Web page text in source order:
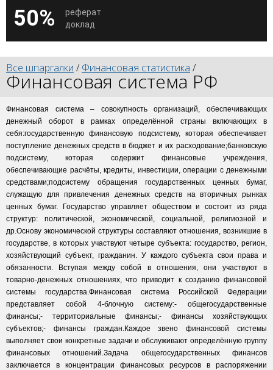
50%
реферат
доклад
Все шпаргалки / Финансовая статистика /
Финансовая система РФ
Финансовая система – совокупность организаций, обеспечивающих
денежный оборот в рамках определённой страны включающих в
себя:государственную финансовую подсистему, которая обеспечивает
поступление денежных средств в бюджет и их расходование;банковскую
подсистему, которая содержит финансовые учреждения,
обеспечивающие расчёты, кредиты, инвестиции, операции с денежными
средствами;подсистему обращения государственных ценных бумаг,
служащую для привлечения денежных средств на вторичных рынках
ценных бумаг. Государство управляет обществом и состоит из ряда
структур: политической, экономической, социальной, религиозной и
др.Основу экономической структуры составляют отношения, возникшие в
государстве, в которых участвуют четыре субъекта: государство, регион,
хозяйствующий субъект, гражданин. У каждого субъекта свои права и
обязанности. Вступая между собой в отношения, они участвуют в
товарно-денежных отношениях, что приводит к созданию финансовой
системы государства.Финансовая система Российской Федерации
представляет собой 4-блочную систему:- общегосударственные
финансы;- территориальные финансы;- финансы хозяйствующих
субъектов;- финансы граждан.Каждое звено финансовой системы
выполняет свои конкретные задачи и обслуживают определённую группу
финансовых отношений.Задача общегосударственных финансов
заключается в концентрации финансовых ресурсов в распоряжении